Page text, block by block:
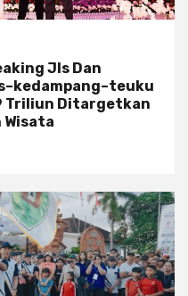
Jls Dan
Triliun Ditargetkan
Wisata